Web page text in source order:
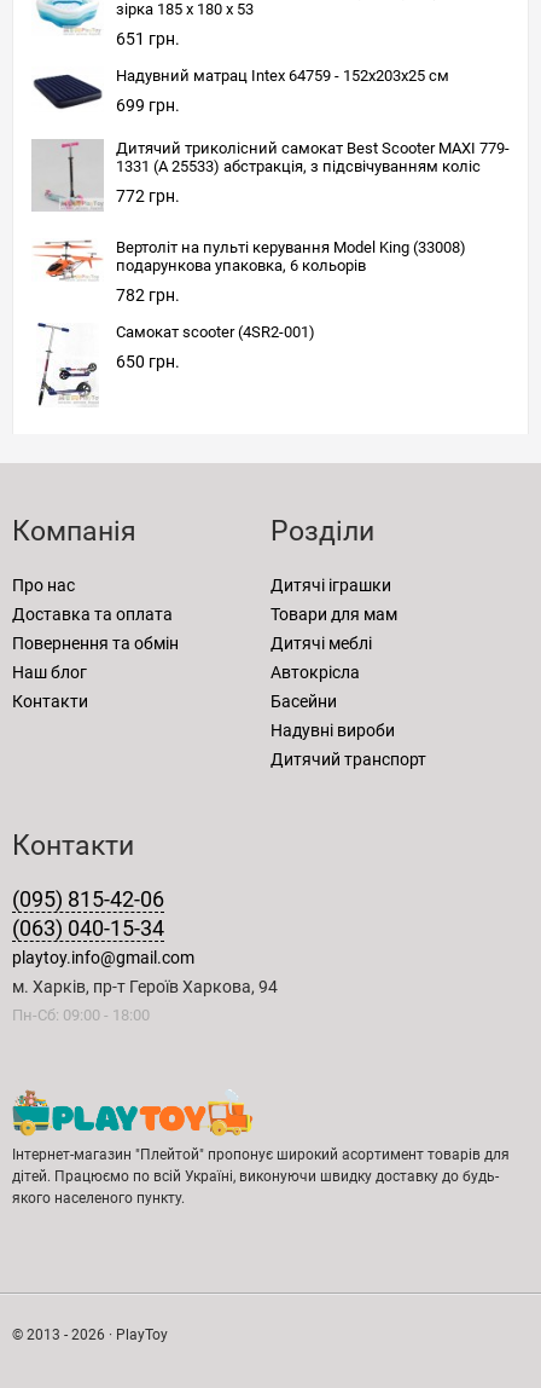
зірка 185 х 180 х 53
651 грн.
Надувний матрац Intex 64759 - 152х203х25 см
699 грн.
Дитячий триколісний самокат Best Scooter MAXI 779-
1331 (А 25533) абстракція, з підсвічуванням коліс
772 грн.
Вертоліт на пульті керування Model King (33008)
подарункова упаковка, 6 кольорів
782 грн.
Самокат scooter (4SR2-001)
650 грн.
Компанія
Про нас
Доставка та оплата
Повернення та обмін
Наш блог
Контакти
Розділи
Дитячі іграшки
Товари для мам
Дитячі меблі
Автокрісла
Басейни
Надувні вироби
Дитячий транспорт
Контакти
(095) 815-42-06
(063) 040-15-34
playtoy.info@gmail.com
м. Харків, пр-т Героїв Харкова, 94
Пн-Сб: 09:00 - 18:00
Інтернет-магазин "Плейтой" пропонує широкий асортимент товарів для
дітей. Працюємо по всій Україні, виконуючи швидку доставку до будь-
якого населеного пункту.
© 2013 - 2026 · PlayToy